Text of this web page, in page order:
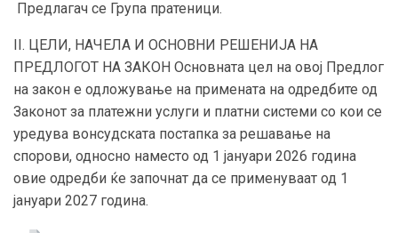
Предлагач се Група пратеници.
II. ЦЕЛИ, НАЧЕЛА И ОСНОВНИ РЕШЕНИЈА НА
ПРЕДЛОГОТ НА ЗАКОН Основната цел на овој Предлог
на закон е одложување на примената на одредбите од
Законот за платежни услуги и платни системи со кои се
уредува вонсудската постапка за решавање на
спорови, односно наместо од 1 јануари 2026 година
овие одредби ќе започнат да се применуваат од 1
јануари 2027 година.